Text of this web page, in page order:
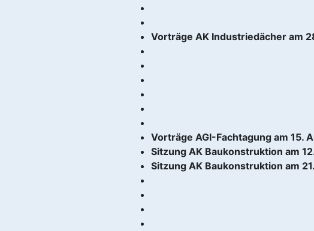
Vorträge AK Industriedächer am
Vorträge AGI-Fachtagung am 15.
Sitzung AK Baukonstruktion am
Sitzung AK Baukonstruktion am